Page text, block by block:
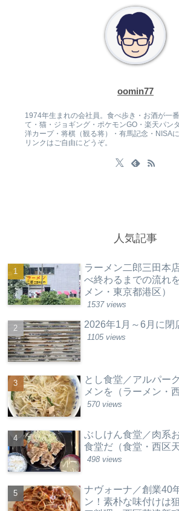
oomin77
1974年生まれの会社員。食べ歩き・お酒が一
て・猫・ジョギング・ポケモンGO・楽天パン
洋カープ・将棋（観る将）・有馬記念・NISA
リンクはご自由にどうぞ。
人気記事
ラーメン二郎三田本
べ終わるまでの流れ
メン・東京都港区）
1537 views
2026年1月～6月に閉
1105 views
とし食堂／アルパー
メンを（ラーメン・
570 views
ぶしけん食堂／肉系
食堂だ（食堂・西区
498 views
ナヴォーナ／創業40
ン！素朴な味付けは